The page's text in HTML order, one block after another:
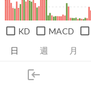
login
市場
日 週 月
KD MACD
推薦卡片